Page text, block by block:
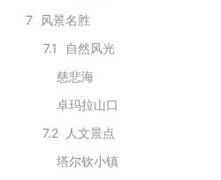
7
风景名胜
7.1
自然风光
慈悲海
卓玛拉山口
7.2
人文景点
塔尔钦小镇